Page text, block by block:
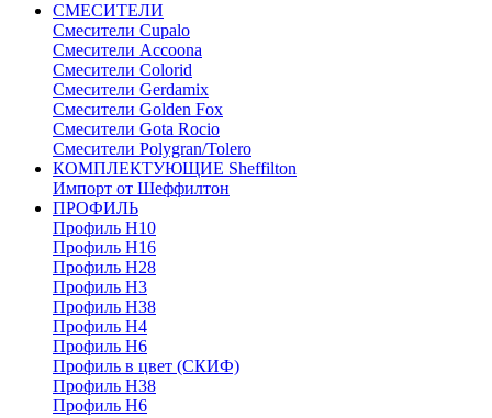
СМЕСИТЕЛИ
Cмесители Cupalo
Смесители Accoona
Смесители Colorid
Смесители Gerdamix
Смесители Golden Fox
Смесители Gota Rocio
Смесители Polygran/Tolero
КОМПЛЕКТУЮЩИЕ Sheffilton
Импорт от Шеффилтон
ПРОФИЛЬ
Профиль H10
Профиль H16
Профиль H28
Профиль H3
Профиль H38
Профиль H4
Профиль H6
Профиль в цвет (СКИФ)
Профиль H38
Профиль H6